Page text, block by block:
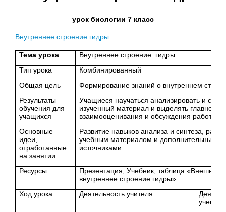
урок биологии 7 класс
Внутреннее строение гидры
Тема урока
Внутреннее строение гидры
Тип урока
Комбинированный
Общая цель
Формирование знаний о внутреннем
Результаты
обучения для
учащихся
Учащиеся научаться анализировать и
изученный материал и выделять главное
взаимооценивания и обсуждения работ
Основные
идеи,
отработанные
на занятии
Развитие навыков анализа и синтеза,
учебным материалом и дополнительными
источниками
Ресурсы
Презентация, Учебник, таблица «Внешнее
внутреннее строение гидры»
Ход урока
Деятельность учителя
ученика